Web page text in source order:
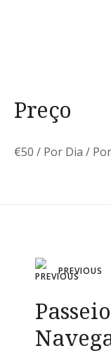
Preço
€50 / Por Dia /
de
artigos
PREVIOUS